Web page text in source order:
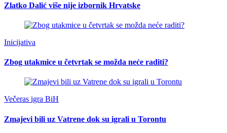
Zlatko Dalić više nije izbornik Hrvatske
Inicijativa
Zbog utakmice u četvrtak se možda neće raditi?
Večeras igra BiH
Zmajevi bili uz Vatrene dok su igrali u Torontu